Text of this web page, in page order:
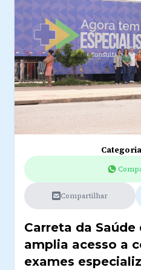
Compartilhar
Carreta da Saúde
amplia acesso a
exames